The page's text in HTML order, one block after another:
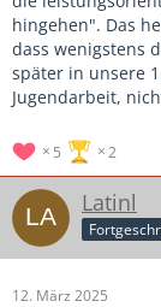
hingehen". Das
dass wenigstens
später in unsere
Jugendarbeit,
5 2
Latinl
12. März 2025